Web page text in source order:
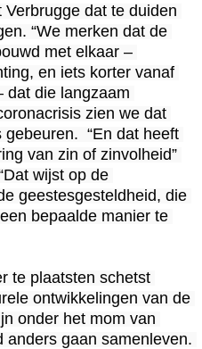
dat te duiden
“We merken dat de
met elkaar –
en iets korter vanaf
dat die langzaam
zien we dat
“En dat heeft
van zin of zinvolheid”
wijst op de
geestesgesteldheid, die
bepaalde manier te
te plaatsten schetst
ontwikkelingen van de
onder het mom van
anders gaan samenleven.